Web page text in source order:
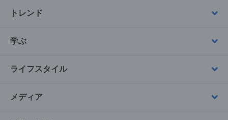
トレンド
学ぶ
ライフスタイル
メディア